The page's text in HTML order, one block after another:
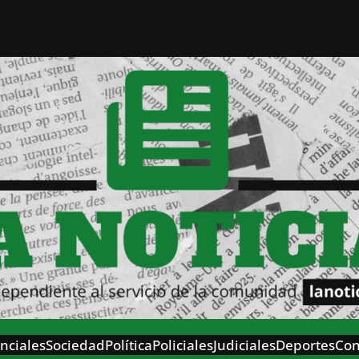
SociedadPolíticaPolicialesJudicialesDeportes